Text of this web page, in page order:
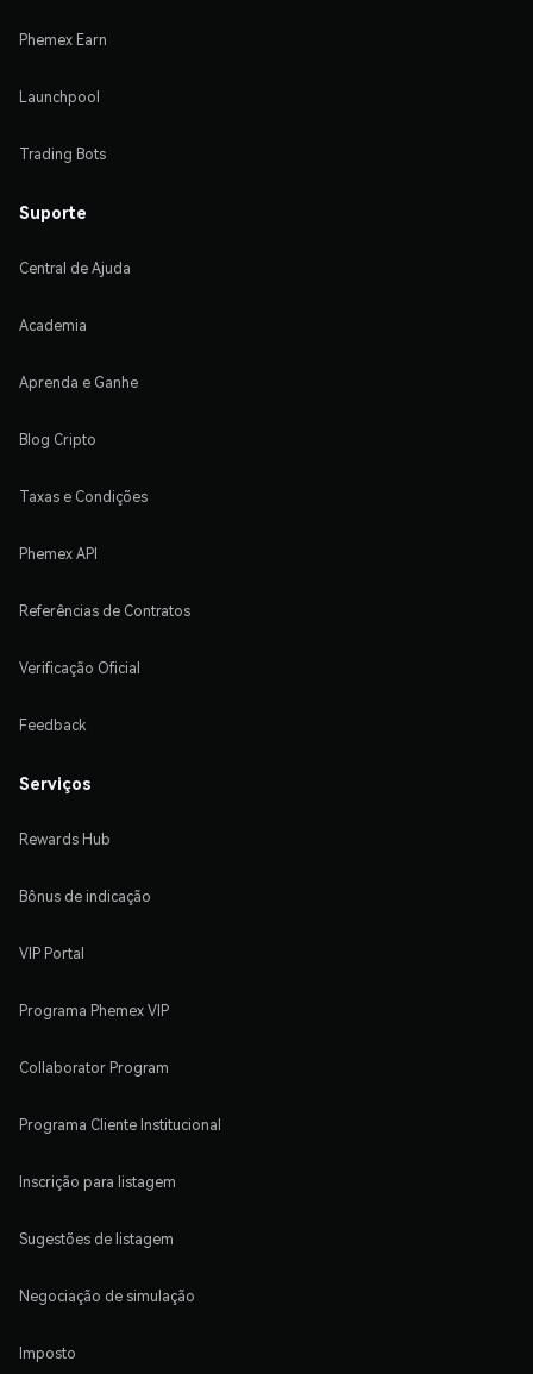
Phemex Earn
Launchpool
Trading Bots
Suporte
Central de Ajuda
Academia
Aprenda e Ganhe
Blog Cripto
Taxas e Condições
Phemex API
Referências de Contratos
Verificação Oficial
Feedback
Serviços
Rewards Hub
Bônus de indicação
VIP Portal
Programa Phemex VIP
Collaborator Program
Programa Cliente Institucional
Inscrição para listagem
Sugestões de listagem
Negociação de simulação
Imposto